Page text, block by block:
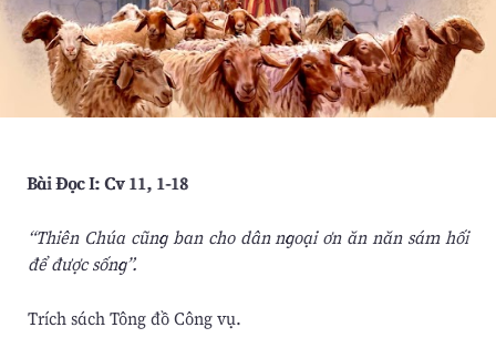
Bài Ðọc I: Cv 11, 1-18
“Thiên Chúa cũng ban cho dân ngoại ơn ăn năn sám hối
để được sống”.
Trích sách Tông đồ Công vụ.